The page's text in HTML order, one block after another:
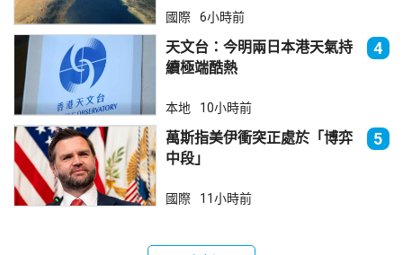
國際 6小時前
天文台：今明兩日本港天氣持
續極端酷熱
4
本地 10小時前
萬斯指美伊衝突正處於「博弈
中段」
5
國際 11小時前